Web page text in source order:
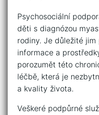
Psychosociální​
děti‌ s ⁢diagnózou‍
rodiny. Je důležité
informace a
porozumět této
léčbě, která je
a​ kvality‌ života.
Veškeré ⁢podpůrné